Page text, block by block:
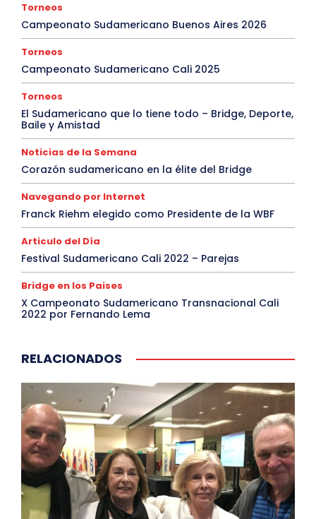
Torneos
Campeonato Sudamericano Buenos Aires 2026
Torneos
Campeonato Sudamericano Cali 2025
Torneos
El Sudamericano que lo tiene todo – Bridge, Deporte,
Baile y Amistad
Noticias de la Semana
Corazón sudamericano en la élite del Bridge
Navegando por Internet
Franck Riehm elegido como Presidente de la WBF
Articulo del Día
Festival Sudamericano Cali 2022 – Parejas
Bridge en los Paises
X Campeonato Sudamericano Transnacional Cali
2022 por Fernando Lema
RELACIONADOS